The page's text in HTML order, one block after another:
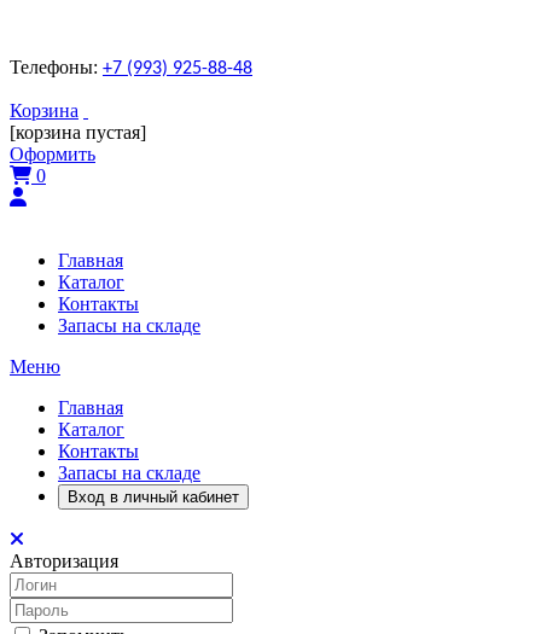
Телефоны: +7 (993) 925-88-48
Корзина
[корзина пустая]
Оформить
0
Главная
Каталог
Контакты
Запасы на складе
Меню
Главная
Каталог
Контакты
Запасы на складе
Вход в личный кабинет
Авторизация